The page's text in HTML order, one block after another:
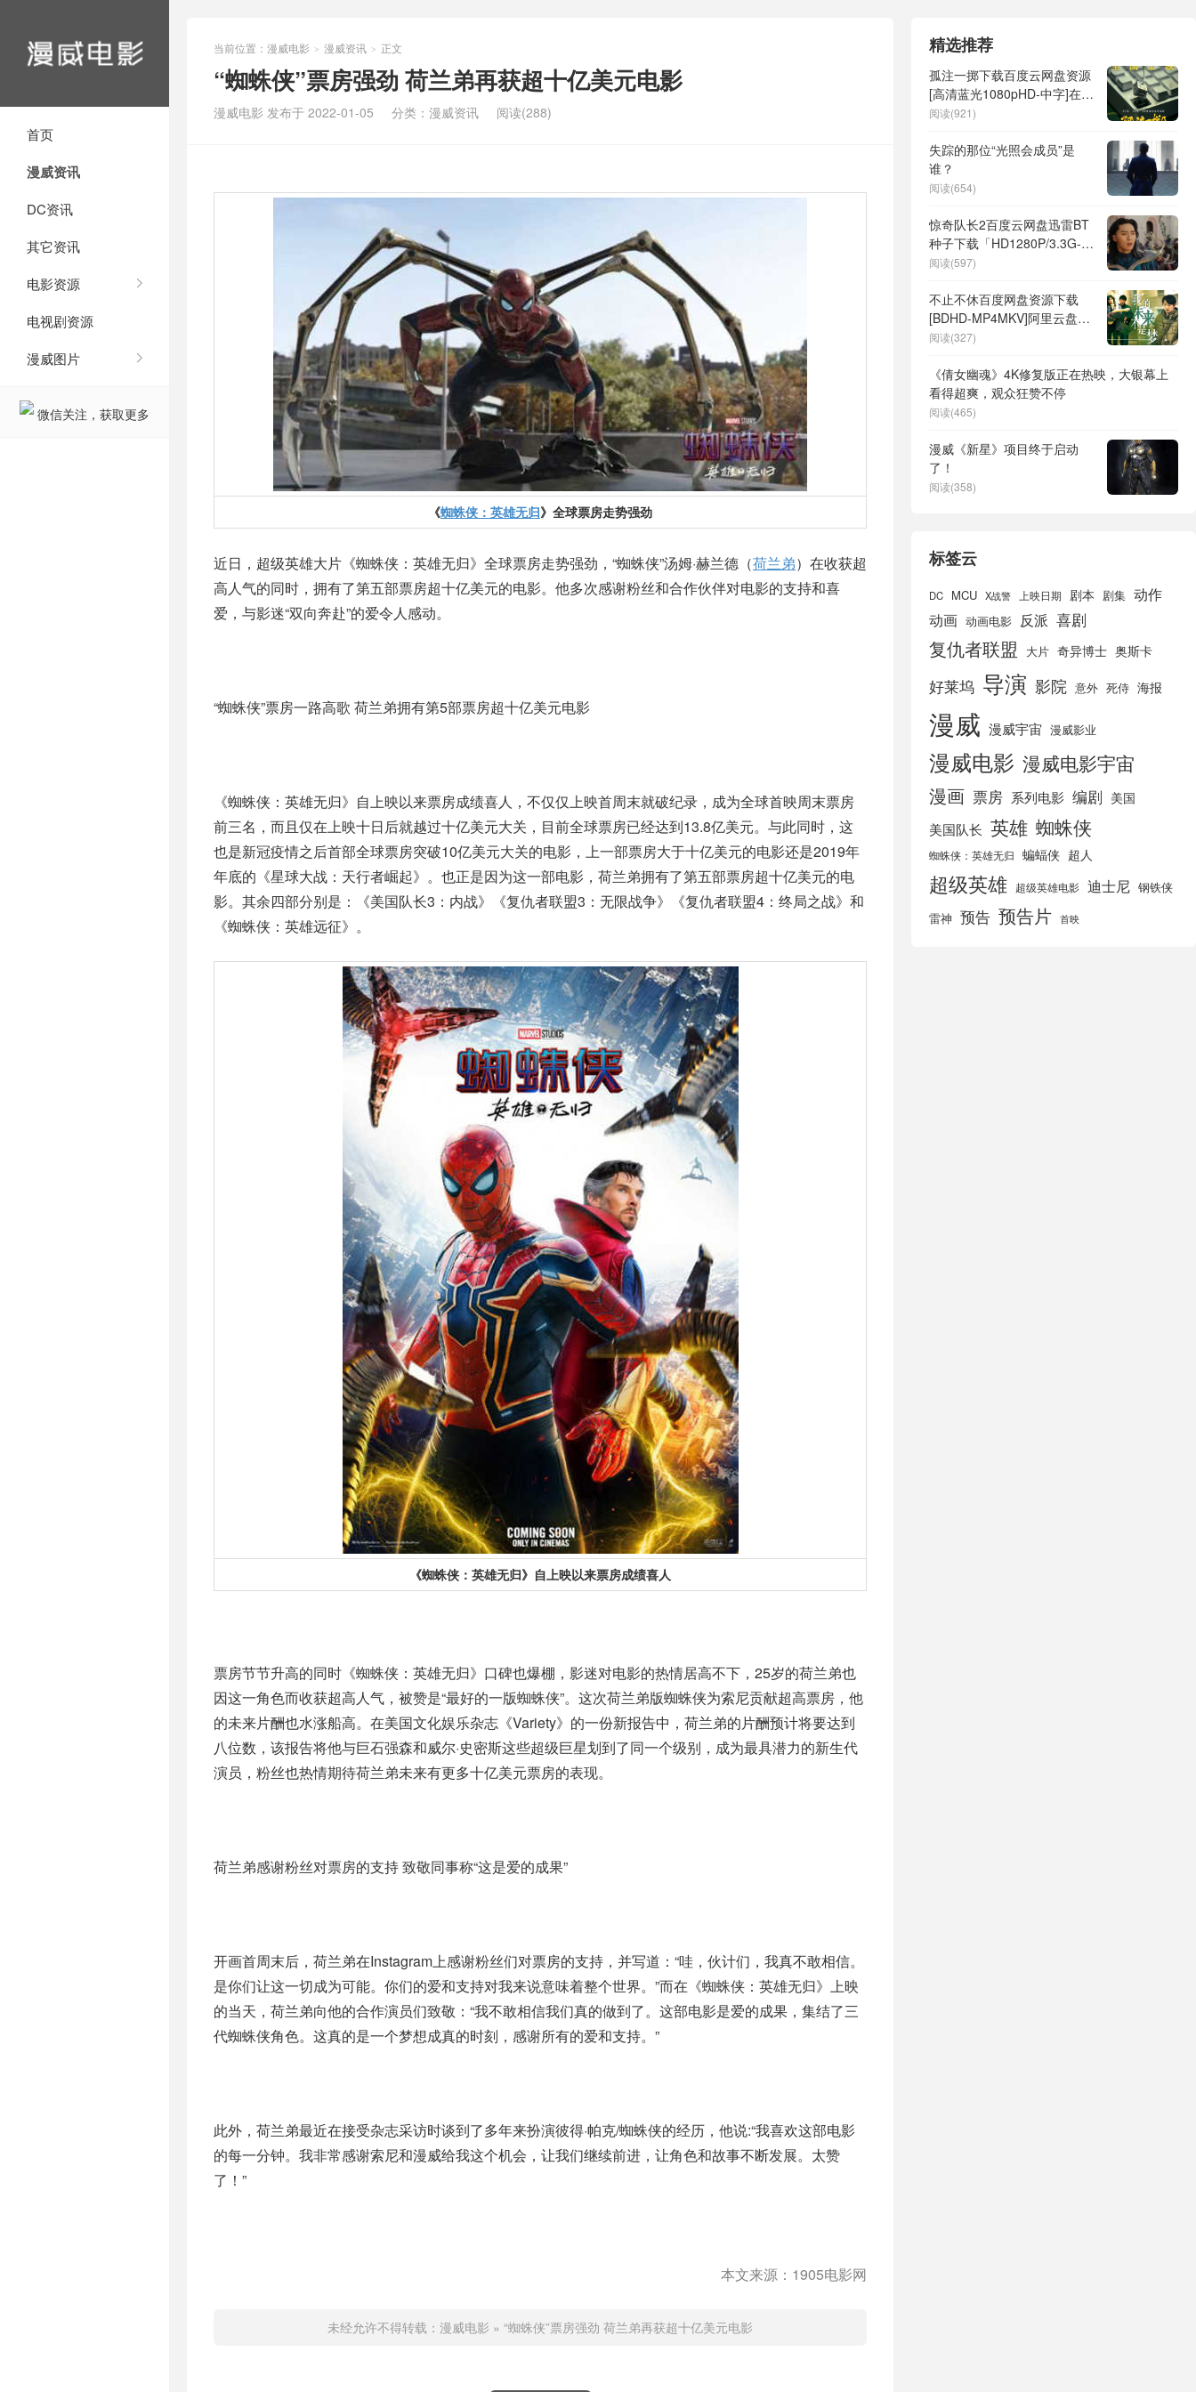
首页
漫威资讯
DC资讯
其它资讯
电影资源
电视剧资源
漫威图片
微信关注，获取更多
当前位置： 漫威电影 > 漫威资讯 > 正文
“蜘蛛侠”票房强劲 荷兰弟再获超十亿美元电影
漫威电影 发布于 2022-01-05 分类： 漫威资讯 阅读(288)
《蜘蛛侠：英雄无归》全球票房走势强劲
近日，超级英雄大片《蜘蛛侠：英雄无归》全球票房走势强劲，“蜘蛛侠”汤姆·赫兰德（荷兰弟）在收获超
高人气的同时，拥有了第五部票房超十亿美元的电影。他多次感谢粉丝和合作伙伴对电影的支持和喜
爱，与影迷“双向奔赴”的爱令人感动。
“蜘蛛侠”票房一路高歌 荷兰弟拥有第5部票房超十亿美元电影
《蜘蛛侠：英雄无归》自上映以来票房成绩喜人，不仅仅上映首周末就破纪录，成为全球首映周末票房
前三名，而且仅在上映十日后就越过十亿美元大关，目前全球票房已经达到13.8亿美元。与此同时，这
也是新冠疫情之后首部全球票房突破10亿美元大关的电影，上一部票房大于十亿美元的电影还是2019年
年底的《星球大战：天行者崛起》。也正是因为这一部电影，荷兰弟拥有了第五部票房超十亿美元的电
影。其余四部分别是：《美国队长3：内战》《复仇者联盟3：无限战争》《复仇者联盟4：终局之战》和
《蜘蛛侠：英雄远征》。
《蜘蛛侠：英雄无归》自上映以来票房成绩喜人
票房节节升高的同时《蜘蛛侠：英雄无归》口碑也爆棚，影迷对电影的热情居高不下，25岁的荷兰弟也
因这一角色而收获超高人气，被赞是“最好的一版蜘蛛侠”。这次荷兰弟版蜘蛛侠为索尼贡献超高票房，他
的未来片酬也水涨船高。在美国文化娱乐杂志《Variety》的一份新报告中，荷兰弟的片酬预计将要达到
八位数，该报告将他与巨石强森和威尔·史密斯这些超级巨星划到了同一个级别，成为最具潜力的新生代
演员，粉丝也热情期待荷兰弟未来有更多十亿美元票房的表现。
荷兰弟感谢粉丝对票房的支持 致敬同事称“这是爱的成果”
开画首周末后，荷兰弟在Instagram上感谢粉丝们对票房的支持，并写道：“哇，伙计们，我真不敢相信。
是你们让这一切成为可能。你们的爱和支持对我来说意味着整个世界。”而在《蜘蛛侠：英雄无归》上映
的当天，荷兰弟向他的合作演员们致敬：“我不敢相信我们真的做到了。这部电影是爱的成果，集结了三
代蜘蛛侠角色。这真的是一个梦想成真的时刻，感谢所有的爱和支持。”
此外，荷兰弟最近在接受杂志采访时谈到了多年来扮演彼得·帕克/蜘蛛侠的经历，他说:“我喜欢这部电影
的每一分钟。我非常感谢索尼和漫威给我这个机会，让我们继续前进，让角色和故事不断发展。太赞
了！”
本文来源：1905电影网
未经允许不得转载： 漫威电影 » “蜘蛛侠”票房强劲 荷兰弟再获超十亿美元电影
精选推荐
孤注一掷下载百度云网盘资源
[高清蓝光1080pHD-中字]在线
观看
阅读(921)
失踪的那位“光照会成员”是
谁？
阅读(654)
惊奇队长2百度云网盘迅雷BT
种子下载「HD1280P/3.3G-
MKV」超清版资源
阅读(597)
不止不休百度网盘资源下载
[BDHD-MP4MKV]阿里云盘完
整版
阅读(327)
《倩女幽魂》4K修复版正在热映，大银幕上
看得超爽，观众狂赞不停
阅读(465)
漫威《新星》项目终于启动
了！
阅读(358)
标签云
DC MCU X战警 上映日期 剧本 剧集 动作
动画 动画电影 反派 喜剧
复仇者联盟 大片 奇异博士 奥斯卡
好莱坞 导演 影院 意外 死侍 海报
漫威 漫威宇宙 漫威影业
漫威电影 漫威电影宇宙
漫画 票房 系列电影 编剧 美国
美国队长 英雄 蜘蛛侠
蜘蛛侠：英雄无归 蝙蝠侠 超人
超级英雄 超级英雄电影 迪士尼 钢铁侠
雷神 预告 预告片 首映